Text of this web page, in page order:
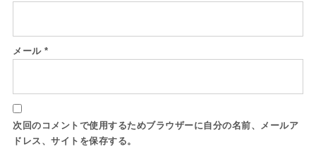
メール*
次回のコメントで使用するためブラウザーに自分の名前、メールア
ドレス、サイトを保存する。